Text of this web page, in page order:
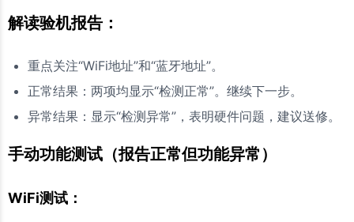
解读验机报告：
重点关注“WiFi地址”和“蓝牙地址”。
正常结果：两项均显示“检测正常”。继续下一步。
异常结果：显示“检测异常”，表明硬件问题，建议送修。
手动功能测试（报告正常但功能异常）
WiFi测试：